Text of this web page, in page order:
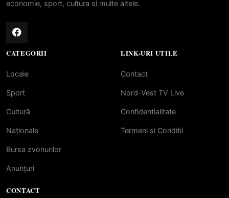
economie, sport, cultura si multe altele.
CATEGORII
Locale
Sport
Cultură
Naționale
Bursa zvonurilor
Anunțuri
LINK-URI UTILE
Contact
Nord-Vest TV Live
Confidentialitate
Termeni si Conditii
CONTACT